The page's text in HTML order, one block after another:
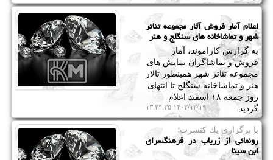
اعلام آمار فروش آثار مجموعه تئاتر
شهر و تماشاخانه های سنگلج و هنر
به گزارش کاراموند، آمار
فروش و تماشاگران نمایش های
مجموعه تئاتر شهر همینطور تالار
هنر و تماشاخانه سنگلج تا انتهای
روز جمعه ۱۸ اسفند اعلام
گردید.
۱۴۰۲/۱۲/۱۹ ۱۳:۲۴:۳۵
با برگزاری یك كنسرت؛
رونمائی از زریاب در فرهنگسرای
ابن سینا